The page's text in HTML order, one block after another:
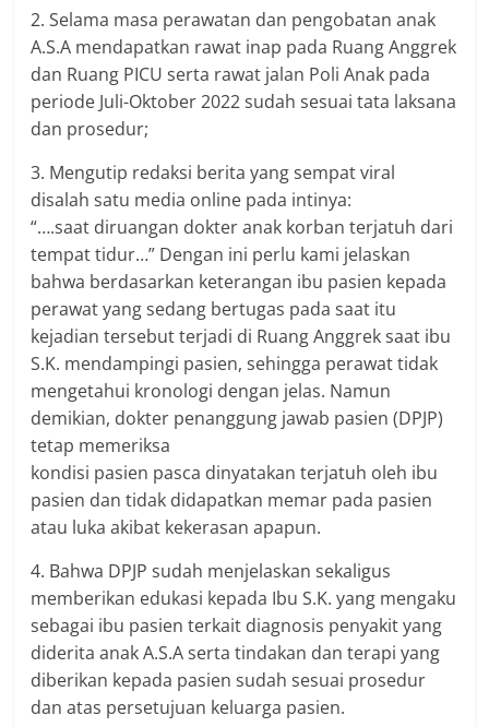
2. Selama masa perawatan dan pengobatan anak
A.S.A mendapatkan rawat inap pada Ruang Anggrek
dan Ruang PICU serta rawat jalan Poli Anak pada
periode Juli-Oktober 2022 sudah sesuai tata laksana
dan prosedur;
3. Mengutip redaksi berita yang sempat viral
disalah satu media online pada intinya:
“….saat diruangan dokter anak korban terjatuh dari
tempat tidur…” Dengan ini perlu kami jelaskan
bahwa berdasarkan keterangan ibu pasien kepada
perawat yang sedang bertugas pada saat itu
kejadian tersebut terjadi di Ruang Anggrek saat ibu
S.K. mendampingi pasien, sehingga perawat tidak
mengetahui kronologi dengan jelas. Namun
demikian, dokter penanggung jawab pasien (DPJP)
tetap memeriksa
kondisi pasien pasca dinyatakan terjatuh oleh ibu
pasien dan tidak didapatkan memar pada pasien
atau luka akibat kekerasan apapun.
4. Bahwa DPJP sudah menjelaskan sekaligus
memberikan edukasi kepada Ibu S.K. yang mengaku
sebagai ibu pasien terkait diagnosis penyakit yang
diderita anak A.S.A serta tindakan dan terapi yang
diberikan kepada pasien sudah sesuai prosedur
dan atas persetujuan keluarga pasien.